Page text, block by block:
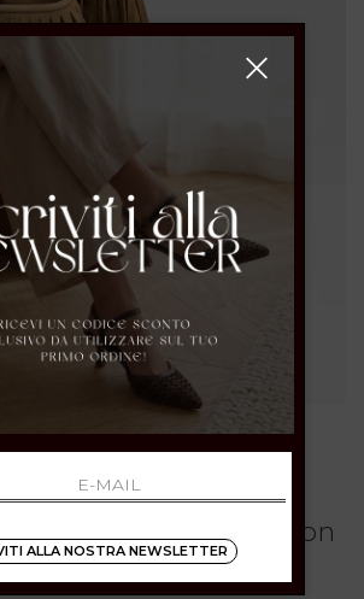
stivaletti beige con
ALLA NOSTRA NEWSLETTER